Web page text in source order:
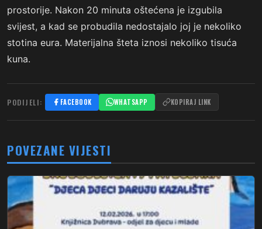
prostorije. Nakon 20 minuta oštećena je izgubila
svijest, a kad se probudila nedostajalo joj je nekoliko
stotina eura. Materijalna šteta iznosi nekoliko tisuća
kuna.
PODIJELI: FACEBOOK WHATSAPP KOPIRAJ LINK
POVEZANE VIJESTI